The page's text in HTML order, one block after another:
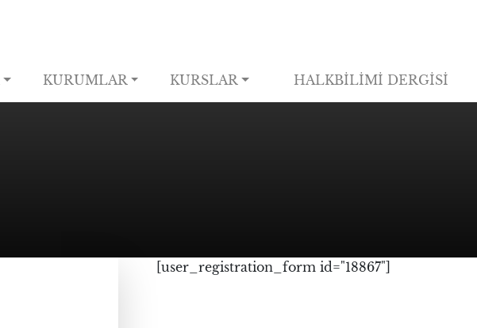
KURUMLAR KURSLAR HALKBİLİMİ DERGİSİ
[user_registration_form id="18867"]